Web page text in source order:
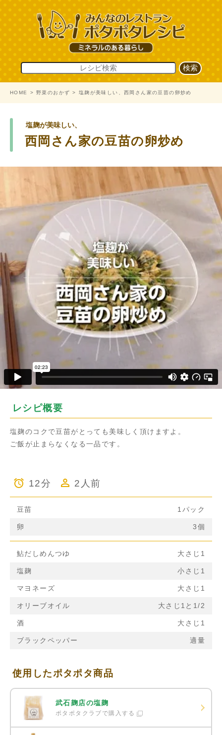
HOME 野菜のおかず 塩麹が美味しい、西岡さん家の豆苗の卵炒め
塩麹が美味しい、
西岡さん家の豆苗の卵炒め
レシピ概要
塩麹のコクで豆苗がとっても美味しく頂けますよ。
ご飯が止まらなくなる一品です。
12分 2人前
豆苗 1パック
卵 3個
鮎だしめんつゆ 大さじ1
塩麹 小さじ1
マヨネーズ 大さじ1
オリーブオイル 大さじ1と1/2
酒 大さじ1
ブラックペッパー 適量
使用したポタポタ商品
武石麹店の塩麹
ポタポタクラブで購入する